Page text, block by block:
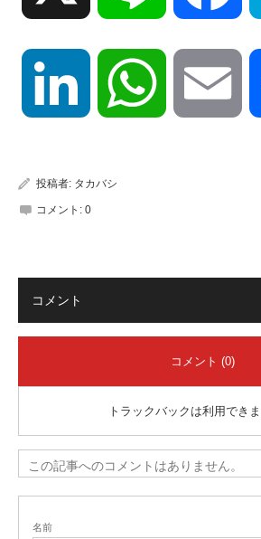
LinkedIn WhatsApp
投稿者: タカバシ
コメント: 0
コメント
コメント (0)
トラックバックは利用できま
この記事へのコメントはありません。
名前